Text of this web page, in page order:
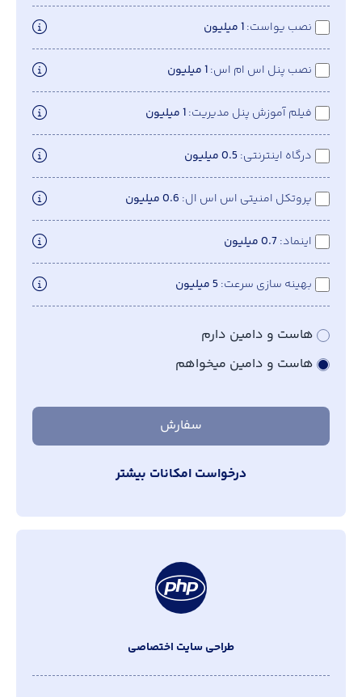
نصب یواست 1 میلیون
نصب پنل اس ام اس 1 میلیون
فیلم آموزش پنل مدیریت 1 میلیون
درگاه اینترنتی 0.5 میلیون
پروتکل امنیتی اس اس ال 0.6 میلیون
اینماد 0.7 میلیون
بهینه سازی سرعت 5 میلیون
هاست و دامین دارم
هاست و دامین میخواهم
سفارش
درخواست امکانات بیشتر
طراحی سایت اختصاصی